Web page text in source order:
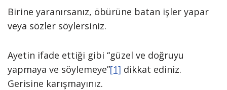
Birine yaranırsanız, öbürüne batan işler yapar
veya sözler söylersiniz.
Ayetin ifade ettiği gibi “güzel ve doğruyu
yapmaya ve söylemeye”[1] dikkat ediniz.
Gerisine karışmayınız.